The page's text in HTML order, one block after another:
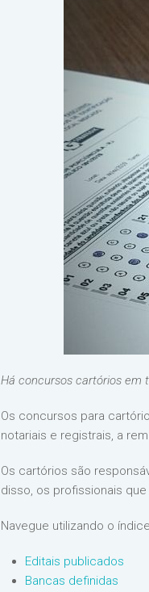
Há concursos cartórios em
Os concursos para
notariais e registrais, a
Os cartórios são
disso, os profissionais
Navegue utilizando o
Editais publicados
Bancas definidas